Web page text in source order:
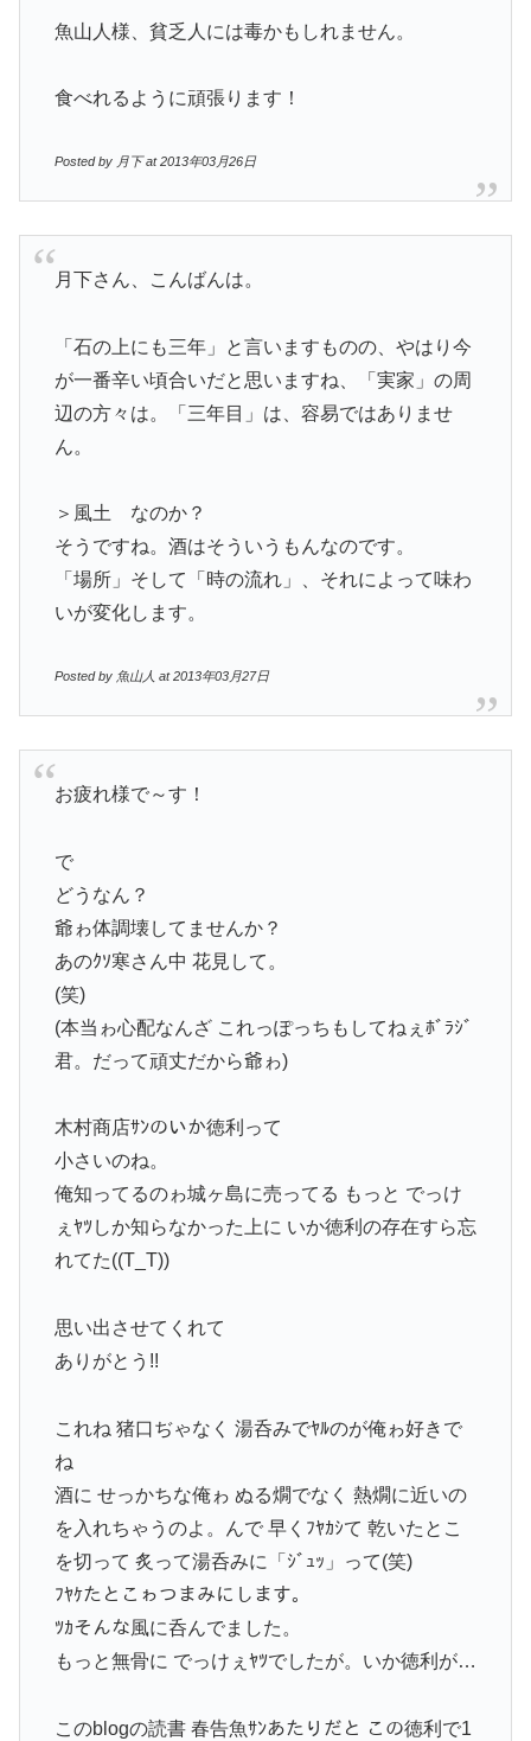
魚山人様、貧乏人には毒かもしれません。
食べれるように頑張ります！
Posted by 月下 at 2013年03月26日
月下さん、こんばんは。
「石の上にも三年」と言いますものの、やはり今
が一番辛い頃合いだと思いますね、「実家」の周
辺の方々は。「三年目」は、容易ではありませ
ん。
＞風土 なのか？
そうですね。酒はそういうもんなのです。
「場所」そして「時の流れ」、それによって味わ
いが変化します。
Posted by 魚山人 at 2013年03月27日
お疲れ様で～す！
で
どうなん？
爺ゎ体調壊してませんか？
あのｸｿ寒さん中 花見して。
(笑)
(本当ゎ心配なんざ これっぽっちもしてねぇﾎﾞﾗｼﾞ
君。だって頑丈だから爺ゎ)
木村商店ｻﾝのいか徳利って
小さいのね。
俺知ってるのゎ城ヶ島に売ってる もっと でっけ
ぇﾔﾂしか知らなかった上に いか徳利の存在すら忘
れてた((T_T))
思い出させてくれて
ありがとう!!
これね 猪口ぢゃなく 湯呑みでﾔﾙのが俺ゎ好きで
ね
酒に せっかちな俺ゎ ぬる燗でなく 熱燗に近いの
を入れちゃうのよ。んで 早くﾌﾔｶｼて 乾いたとこ
を切って 炙って湯呑みに「ｼﾞｭｯ」って(笑)
ﾌﾔｹたとこゎつまみにします。
ﾂｶそんな風に呑んでました。
もっと無骨に でっけぇﾔﾂでしたが。いか徳利が…
このblogの読書 春告魚ｻﾝあたりだと この徳利で1